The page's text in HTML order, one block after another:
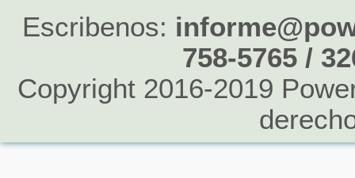
Escribenos:
758-5765 /
Copyright 2016-2019